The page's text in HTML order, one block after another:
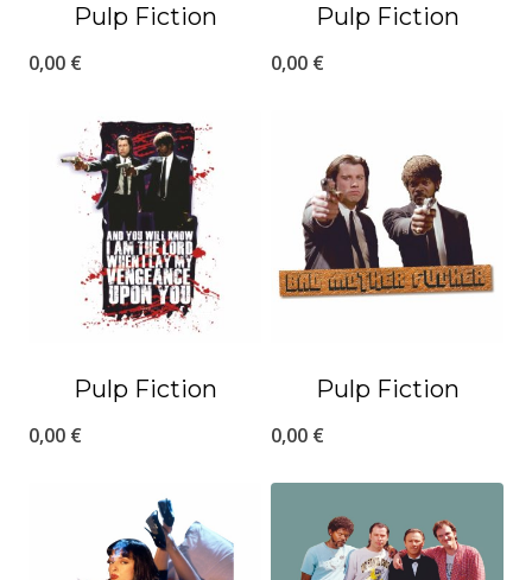
Pulp Fiction
0,00 €
Pulp Fiction
0,00 €
Pulp Fiction
0,00 €
Pulp Fiction
0,00 €